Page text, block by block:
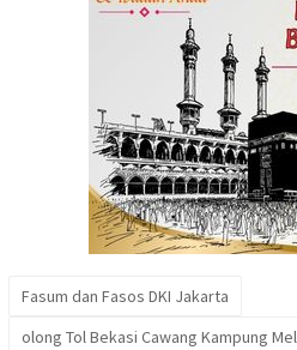
Fasum dan Fasos DKI Jakarta
olong Tol Bekasi Cawang Kampung